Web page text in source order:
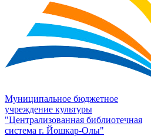
Муниципальное бюджетное
учреждение культуры
"Централизованная библиотечная
система г. Йошкар-Олы"